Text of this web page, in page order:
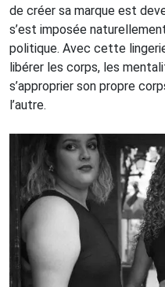
de créer sa marque est
s’est imposée
politique. Avec cette
libérer les corps, les
s’approprier son propre
l’autre.